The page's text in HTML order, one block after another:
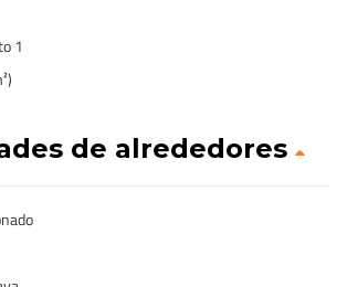
1
de alrededores